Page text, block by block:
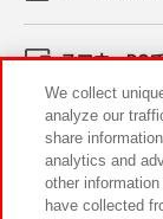
スマホ・PC
イベント・キ
We collect
analyze our
share
analytics and
other
have collected